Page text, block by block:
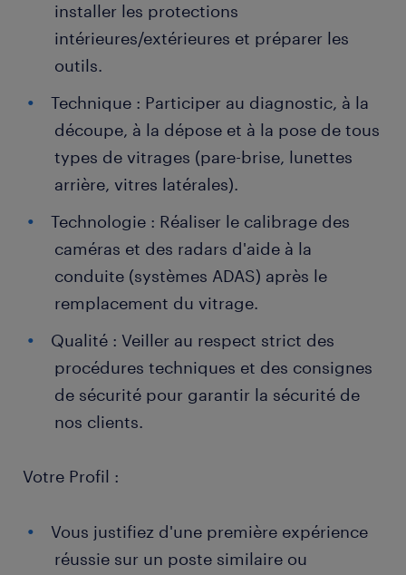
installer les protections
intérieures/extérieures et préparer les
outils.
Technique : Participer au diagnostic, à la
découpe, à la dépose et à la pose de tous
types de vitrages (pare-brise, lunettes
arrière, vitres latérales).
Technologie : Réaliser le calibrage des
caméras et des radars d'aide à la
conduite (systèmes ADAS) après le
remplacement du vitrage.
Qualité : Veiller au respect strict des
procédures techniques et des consignes
de sécurité pour garantir la sécurité de
nos clients.
Votre Profil :
Vous justifiez d'une première expérience
réussie sur un poste similaire ou